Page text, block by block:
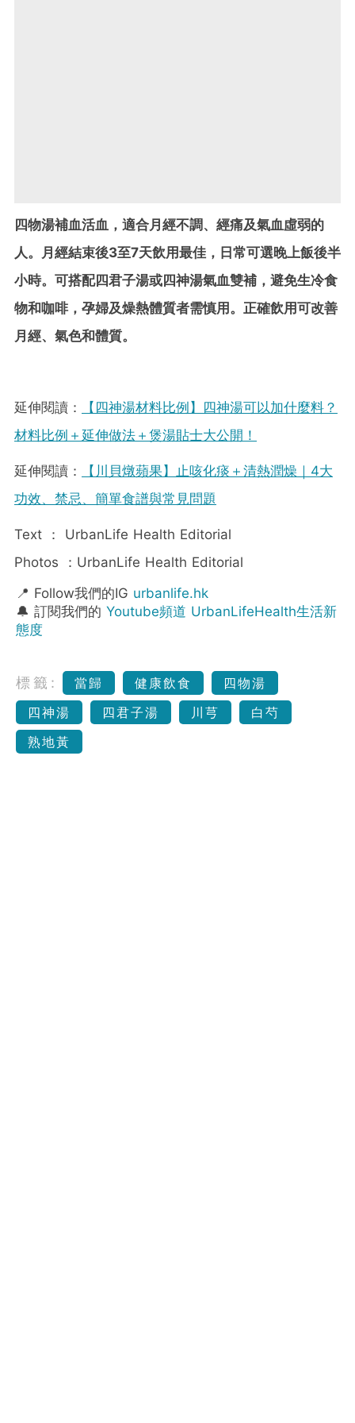
四物湯補血活血，適合月經不調、經痛及氣血虛弱的
人。月經結束後3至7天飲用最佳，日常可選晚上飯後半
小時。可搭配四君子湯或四神湯氣血雙補，避免生冷食
物和咖啡，孕婦及燥熱體質者需慎用。正確飲用可改善
月經、氣色和體質。
延伸閱讀：
【四神湯材料比例】四神湯可以加什麼料？
材料比例＋延伸做法＋煲湯貼士大公開！
延伸閱讀：
【川貝燉蘋果】止咳化痰＋清熱潤燥｜4大
功效、禁忌、簡單食譜與常見問題
Text ： UrbanLife Health Editorial
Photos ：UrbanLife Health Editorial
📍 Follow我們的IG urbanlife.hk
🔔 訂閱我們的 Youtube頻道 UrbanLifeHealth生活新
態度
標籤: 當歸 健康飲食
四物湯
四神湯
四君子湯 川芎
白芍
熟地黃